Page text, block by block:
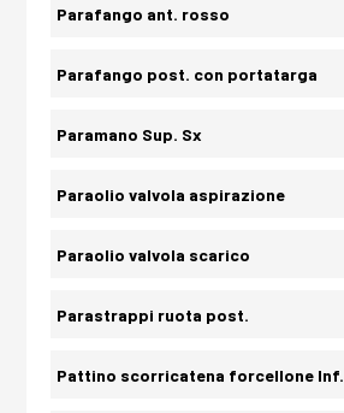
Parafango ant. rosso
Parafango post. con portatarga
Paramano Sup. Sx
Paraolio valvola aspirazione
Paraolio valvola scarico
Parastrappi ruota post.
Pattino scorricatena forcellone Inf.